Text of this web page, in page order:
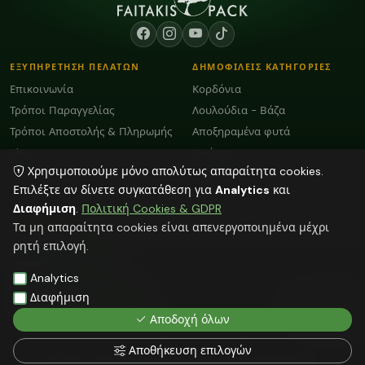
ΕΞΥΠΗΡΕΤΗΣΗ ΠΕΛΑΤΩΝ
Επικοινωνία
Τρόποι Παραγγελίας
Τρόποι Αποστολής & Πληρωμής
Blog
Όροι Χρήσης και GDPR
ΔΗΜΟΦΙΛΕΙΣ ΚΑΤΗΓΟΡΙΕΣ
Κορδόνια
Λουλούδια - Βάζα
Αποξηραμένα φυτά
Φούντες
Κεραμικά - Πορσελάνη -
Μάρμαρο
ΕΠΙΚΟΙΝΩΝΙΑ
ΗΡΑΚΛΕΙΟ: 2818103009
info@faitakispack.net
athens@faitakispack.net
ΘΕΣΣΑΛΟΝΙΚΗ:2310683980
thessaloniki@faitakispack.net
Χρησιμοποιούμε μόνο απολύτως απαραίτητα cookies.
Επιλέξτε αν δίνετε συγκατάθεση για Analytics και
Διαφήμιση. Πολιτική Cookies & GDPR
Τα μη απαραίτητα cookies είναι απενεργοποιημένα μέχρι
ρητή επιλογή.
Analytics
Διαφήμιση
Αποδοχή όλων
Αποθήκευση επιλογών